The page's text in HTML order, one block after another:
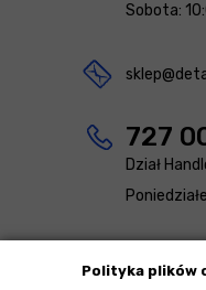
Polityka plików
Sobota:
727
Dział